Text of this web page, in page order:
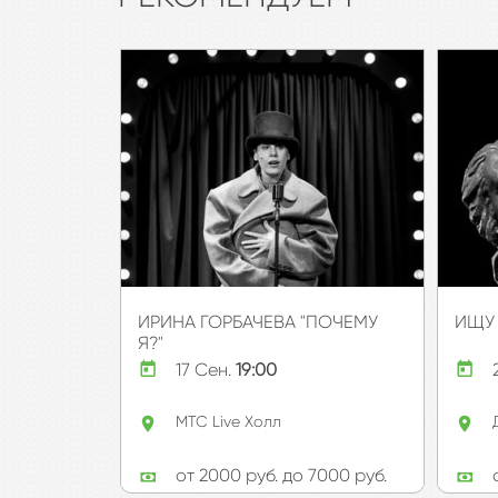
ИРИНА ГОРБАЧЕВА "ПОЧЕМУ
Я?"
17 Сен. 19:00
МТС Live Холл
от 2000 руб. до 7000 руб.
ИЩУ